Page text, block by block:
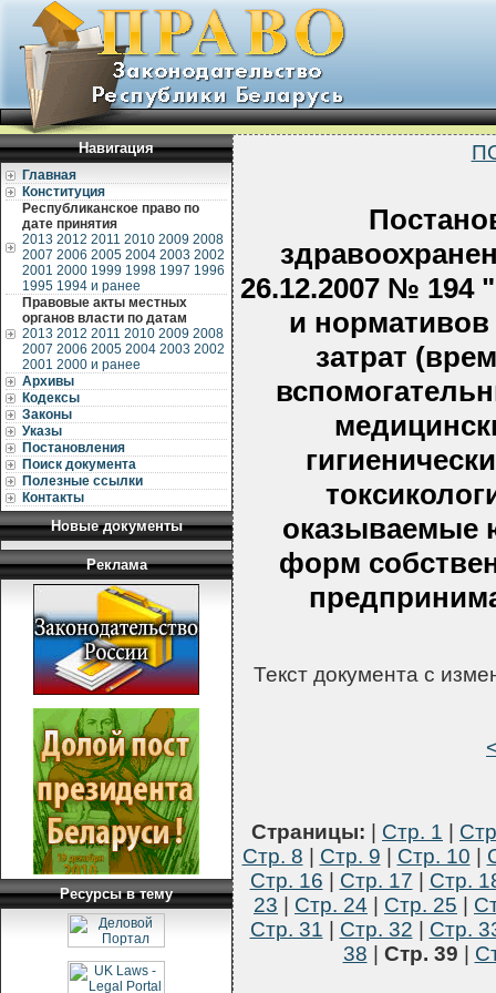
Навигация
Главная
Конституция
Республиканское право по
дате принятия
2013 2012 2011 2010 2009 2008
2007 2006 2005 2004 2003 2002
2001 2000 1999 1998 1997 1996
1995 1994 и ранее
Правовые акты местных
органов власти по датам
2013 2012 2011 2010 2009 2008
2007 2006 2005 2004 2003 2002
2001 2000 и ранее
Архивы
Кодексы
Законы
Указы
Постановления
Поиск документа
Полезные ссылки
Контакты
Новые документы
Реклама
Ресурсы в тему
26.12.2007 №
и
затрат
оказываемые
форм
Текст документа с
Страницы: Стр. 1
Стр. 8
Стр. 9 Стр. 10
Стр. 16
Стр. 17
Стр.
23
Стр. 24 Стр. 25
Стр. 31
Стр. 32
Стр.
38
Стр. 39